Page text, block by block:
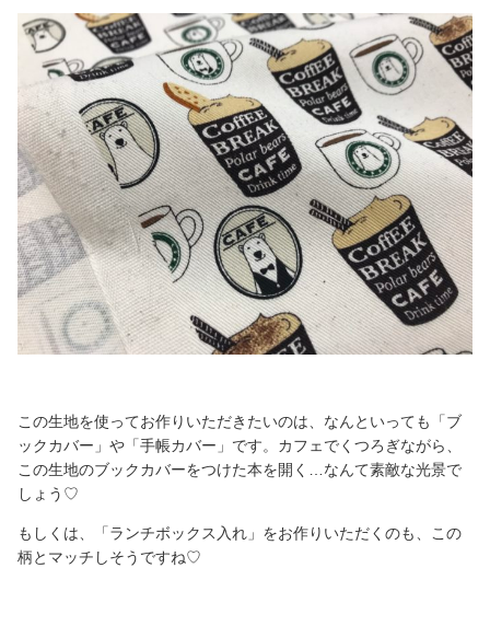
この生地を使ってお作りいただきたいのは、なんといっても「ブ
ックカバー」や「手帳カバー」です。カフェでくつろぎながら、
この生地のブックカバーをつけた本を開く…なんて素敵な光景で
しょう♡
もしくは、「ランチボックス入れ」をお作りいただくのも、この
柄とマッチしそうですね♡